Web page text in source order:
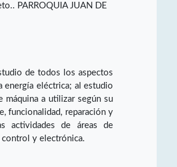
PARROQUIA JUAN DE
de todos los aspectos
energía eléctrica; al estudio
a utilizar según su
funcionalidad, reparación y
actividades de áreas de
control y electrónica.